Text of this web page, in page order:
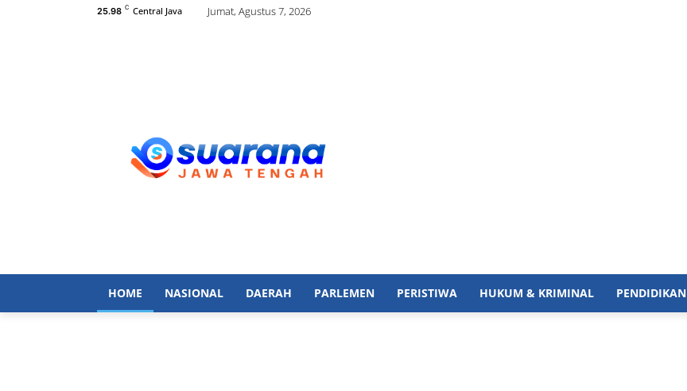
25.98 C Central Java Jumat, Agustus 7, 2026
HOME NASIONAL DAERAH PARLEMEN PERISTIWA HUKUM & KRIMINAL PENDIDIKAN